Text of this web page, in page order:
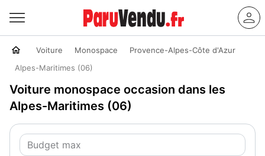
Voiture Monospace
Provence-Alpes-Côte d'Azur
Alpes-Maritimes (06)
Voiture monospace occasion dans les
Alpes-Maritimes (06)